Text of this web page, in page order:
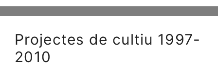
Projectes de cultiu 1997-
2010